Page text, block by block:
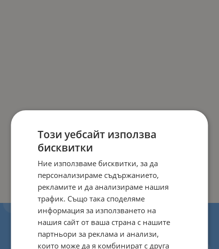
Този уебсайт използва
бисквитки
Ние използваме бисквитки, за да
персонализираме съдържанието,
рекламите и да анализираме нашия
трафик. Също така споделяме
информация за използването на
нашия сайт от ваша страна с нашите
партньори за реклама и анализи,
които може да я комбинират с друга